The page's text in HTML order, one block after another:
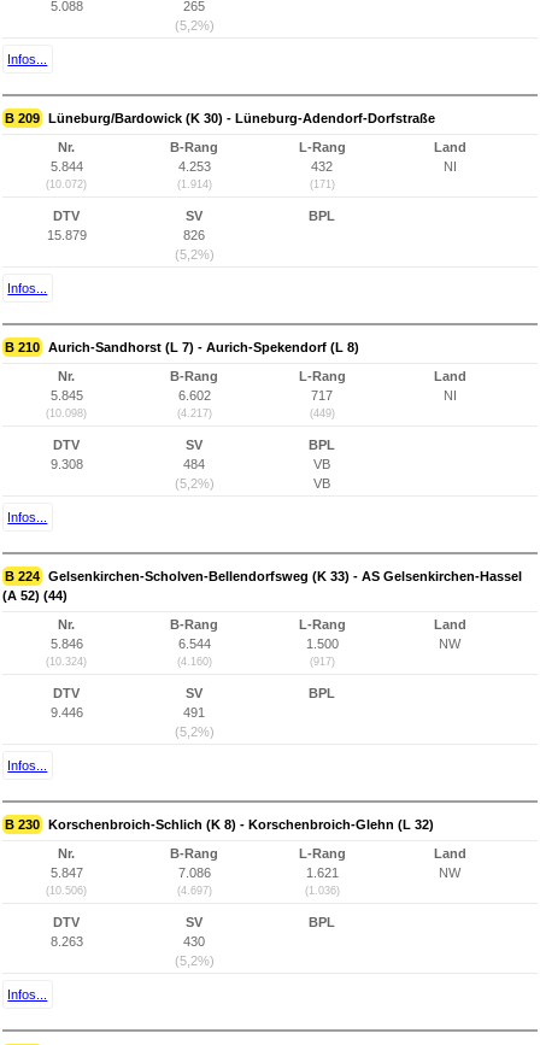
5.088
265
(5,2%)
Infos...
B 209 Lüneburg/Bardowick (K 30) - Lüneburg-Adendorf-Dorfstraße
Nr.
5.844
(10.072)
B-Rang
4.253
(1.914)
L-Rang
432
(171)
Land
NI
DTV
15.879
SV
826
(5,2%)
BPL
Infos...
B 210 Aurich-Sandhorst (L 7) - Aurich-Spekendorf (L 8)
Nr.
5.845
(10.098)
B-Rang
6.602
(4.217)
L-Rang
717
(449)
Land
NI
DTV
9.308
SV
484
(5,2%)
BPL
VB
VB
Infos...
B 224 Gelsenkirchen-Scholven-Bellendorfsweg (K 33) - AS Gelsenkirchen-Hassel
(A 52) (44)
Nr.
5.846
(10.324)
B-Rang
6.544
(4.160)
L-Rang
1.500
(917)
Land
NW
DTV
9.446
SV
491
(5,2%)
BPL
Infos...
B 230 Korschenbroich-Schlich (K 8) - Korschenbroich-Glehn (L 32)
Nr.
5.847
(10.506)
B-Rang
7.086
(4.697)
L-Rang
1.621
(1.036)
Land
NW
DTV
8.263
SV
430
(5,2%)
BPL
Infos...